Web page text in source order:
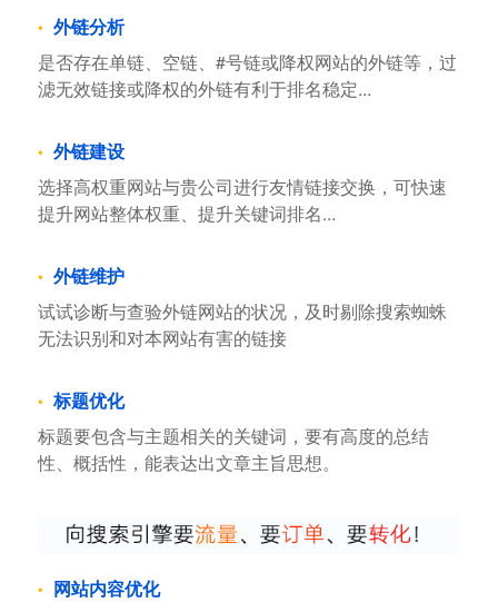
外链分析
是否存在单链、空链、#号链或降权网站的外链等，过
滤无效链接或降权的外链有利于排名稳定...
外链建设
选择高权重网站与贵公司进行友情链接交换，可快速
提升网站整体权重、提升关键词排名...
外链维护
试试诊断与查验外链网站的状况，及时剔除搜索蜘蛛
无法识别和对本网站有害的链接
标题优化
标题要包含与主题相关的关键词，要有高度的总结
性、概括性，能表达出文章主旨思想。
网站内容优化